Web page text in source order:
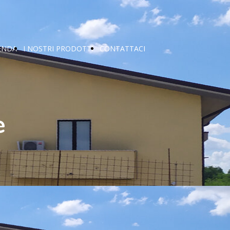
I NOSTRI PRODOTTI CONTATTACI